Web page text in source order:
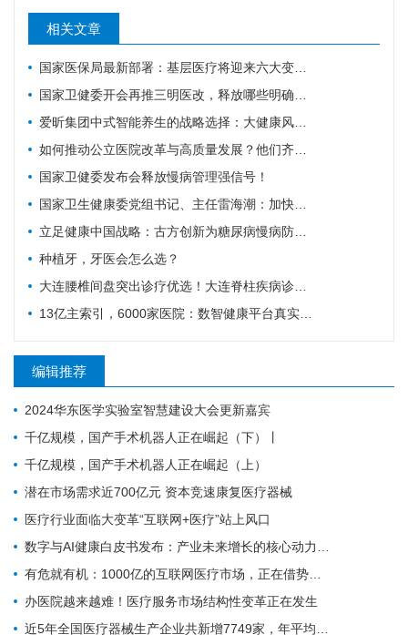
相关文章
国家医保局最新部署：基层医疗将迎来六大变化！
国家卫健委开会再推三明医改，释放哪些明确信号？
爱昕集团中式智能养生的战略选择：大健康风口要追，赋能产业的根基要扎
如何推动公立医院改革与高质量发展？他们齐聚广东为9个地市出谋划策→
国家卫健委发布会释放慢病管理强信号！
国家卫生健康委党组书记、主任雷海潮：加快建设健康中国
立足健康中国战略：古方创新为糖尿病慢病防控注入中医药力量
种植牙，牙医会怎么选？
大连腰椎间盘突出诊疗优选！大连脊柱疾病诊疗科普
13亿主索引，6000家医院：数智健康平台真实进度
编辑推荐
2024华东医学实验室智慧建设大会更新嘉宾
千亿规模，国产手术机器人正在崛起（下）丨
千亿规模，国产手术机器人正在崛起（上）
潜在市场需求近700亿元 资本竞速康复医疗器械
医疗行业面临大变革“互联网+医疗”站上风口
数字与AI健康白皮书发布：产业未来增长的核心动力，引领竞争格局
有危就有机：1000亿的互联网医疗市场，正在借势破局
办医院越来越难！医疗服务市场结构性变革正在发生
近5年全国医疗器械生产企业共新增7749家，年平均增长1550家